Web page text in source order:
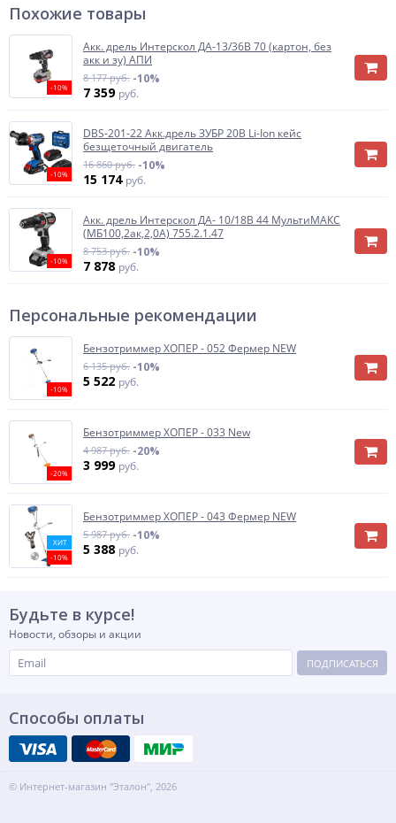
Похожие товары
-10%
Акк. дрель Интерскол ДА-13/36В 70 (картон, без
акк и зу) АПИ
8 177 руб. -10%
7 359 руб.
-10%
DBS-201-22 Акк.дрель ЗУБР 20В Li-Ion кейс
безщеточный двигатель
16 860 руб. -10%
15 174 руб.
-10%
Акк. дрель Интерскол ДА- 10/18В 44 МультиМАКС
(МБ100,2ак,2,0А) 755.2.1.47
8 753 руб. -10%
7 878 руб.
Персональные рекомендации
-10%
Бензотриммер ХОПЕР - 052 Фермер NEW
6 135 руб. -10%
5 522 руб.
-20%
Бензотриммер ХОПЕР - 033 New
4 987 руб. -20%
3 999 руб.
ХИТ
-10%
Бензотриммер ХОПЕР - 043 Фермер NEW
5 987 руб. -10%
5 388 руб.
Будьте в курсе!
Новости, обзоры и акции
ПОДПИСАТЬСЯ
Способы оплаты
© Интернет-магазин "Эталон", 2026